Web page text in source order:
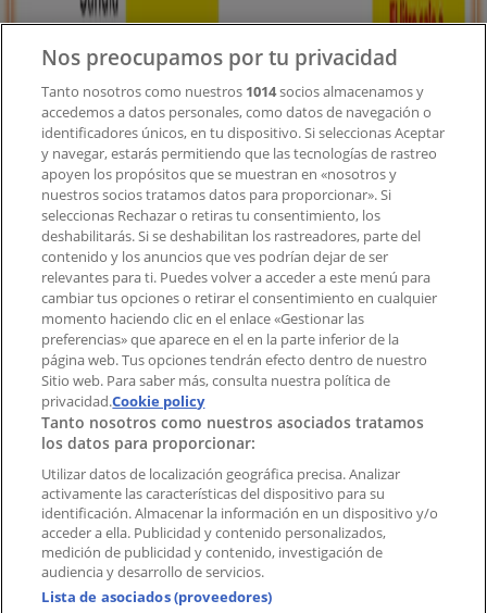
Contacto comercial y de marketing
Tienda mal colocada en el mapa
Notificar un folleto
¿Encontraste un problema en la web o en la
aplicación?
Índices
Marcas
Marcas locales
Negocios
Negocios cercanos
Productos
Productos locales
Ciudades
Descargar la APP Tiendeo
Nos preocupamos por tu privacidad
Tanto nosotros como nuestros 1014socios almacenamos y
accedemos a datos personales, como datos de navegación o
identificadores únicos, en tu dispositivo. Si seleccionas Aceptar
y navegar, estarás permitiendo que las tecnologías de rastreo
apoyen los propósitos que se muestran en «nosotros y
nuestros socios tratamos datos para proporcionar». Si
seleccionas Rechazar o retiras tu consentimiento, los
deshabilitarás. Si se deshabilitan los rastreadores, parte del
contenido y los anuncios que ves podrían dejar de ser
relevantes para ti. Puedes volver a acceder a este menú para
cambiar tus opciones o retirar el consentimiento en cualquier
momento haciendo clic en el enlace «Gestionar las
preferencias» que aparece en el en la parte inferior de la
página web. Tus opciones tendrán efecto dentro de nuestro
Sitio web. Para saber más, consulta nuestra política de
privacidad.Cookie policy
Tanto nosotros como nuestros asociados tratamos
los datos para proporcionar:
Utilizar datos de localización geográfica precisa. Analizar
activamente las características del dispositivo para su
identificación. Almacenar la información en un dispositivo y/o
acceder a ella. Publicidad y contenido personalizados,
medición de publicidad y contenido, investigación de
audiencia y desarrollo de servicios.
Lista de asociados (proveedores)